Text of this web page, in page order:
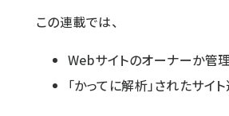
この連載では、
Webサイトのオーナーか管
「かってに解析」されたサ